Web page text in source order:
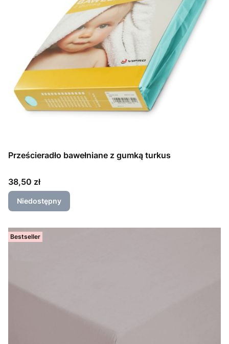
Prześcieradło bawełniane z gumką turkus
Cena
38,50 zł
Niedostępny
Bestseller